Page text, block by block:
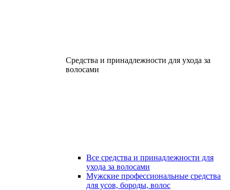
Средства и принадлежности для ухода за
волосами
Все средства и принадлежности для
ухода за волосами
Мужские профессиональные средства
для усов, бороды, волос